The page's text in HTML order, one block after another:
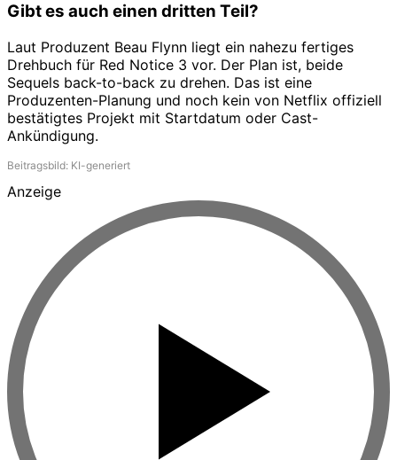
Gibt es auch einen dritten Teil?
Laut Produzent Beau Flynn liegt ein nahezu fertiges
Drehbuch für Red Notice 3 vor. Der Plan ist, beide
Sequels back-to-back zu drehen. Das ist eine
Produzenten-Planung und noch kein von Netflix offiziell
bestätigtes Projekt mit Startdatum oder Cast-
Ankündigung.
Beitragsbild: KI-generiert
Anzeige